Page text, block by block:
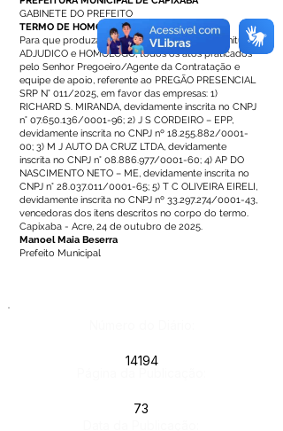
GABINETE DO PREFEITO
TERMO DE HOMOLOGAÇÃO
Para que produza os efeitos legais em sua plenitude,
ADJUDICO e HOMOLOGO, todos os atos praticados
pelo Senhor Pregoeiro/Agente da Contratação e
equipe de apoio, referente ao PREGÃO PRESENCIAL
SRP N° 011/2025, em favor das empresas: 1)
RICHARD S. MIRANDA, devidamente inscrita no CNPJ
n° 07.650.136/0001-96; 2) J S CORDEIRO – EPP,
devidamente inscrita no CNPJ nº 18.255.882/0001-
00; 3) M J AUTO DA CRUZ LTDA, devidamente
inscrita no CNPJ n° 08.886.977/0001-60; 4) AP DO
NASCIMENTO NETO – ME, devidamente inscrita no
CNPJ n° 28.037.011/0001-65; 5) T C OLIVEIRA EIRELI,
devidamente inscrita no CNPJ nº 33.297.274/0001-43,
vencedoras dos itens descritos no corpo do termo.
Capixaba - Acre, 24 de outubro de 2025.
Manoel Maia Beserra
Prefeito Municipal
14194
73